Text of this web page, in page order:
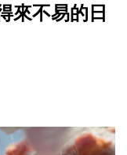
來不易的日